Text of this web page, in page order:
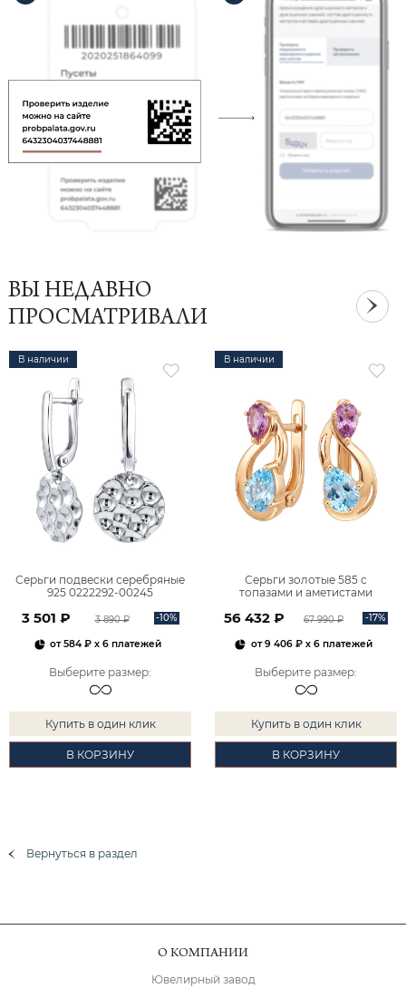
ВЫ НЕДАВНО
ПРОСМАТРИВАЛИ
В наличии
Серьги подвески серебряные
925 0222292-00245
3 501 ₽ 3 890 ₽ -10%
от584 ₽ x 6 платежей
Выберите размер:
Купить в один клик
В КОРЗИНУ
В наличии
Серьги золотые 585 с
топазами и аметистами
56 432 ₽ 67 990 ₽ -17%
от9 406 ₽x 6 платежей
Выберите размер:
Купить в один клик
В КОРЗИНУ
Вернуться в раздел
О КОМПАНИИ
Ювелирный завод